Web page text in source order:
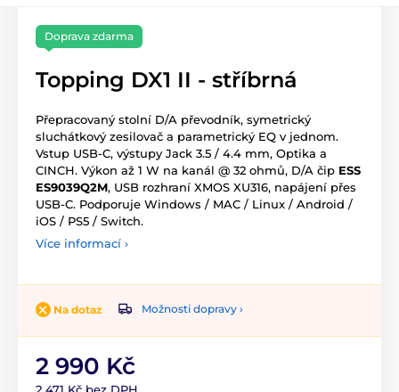
Doprava zdarma
Topping DX1 II - stříbrná
Přepracovaný stolní D/A převodník, symetrický
sluchátkový zesilovač a parametrický EQ v jednom.
Vstup USB-C, výstupy Jack 3.5 / 4.4 mm, Optika a
CINCH. Výkon až 1 W na kanál @ 32 ohmů, D/A čip ESS
ES9039Q2M, USB rozhraní XMOS XU316, napájení přes
USB-C. Podporuje Windows / MAC / Linux / Android /
iOS / PS5 / Switch.
Více informací ›
Na dotaz Možnosti dopravy ›
2 990 Kč